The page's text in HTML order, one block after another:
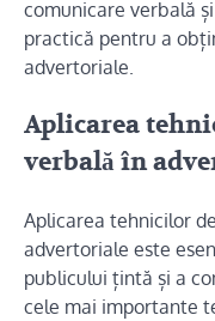
comunicare verbală
practică pentru a
advertoriale.
Aplicarea
verbală în
Aplicarea tehnicilor
advertoriale este
publicului țintă și a
cele mai importante